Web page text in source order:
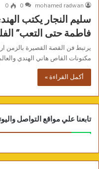
mohamed radwan
0
0
سليم النجار يكتب
فاطمة حتى التعب”
يرتبط فن القصة القصيرة بالزمن
مكنونات القاص هاني الهندي
أكمل القراءة »
تابعنا علي مواقع التواصل